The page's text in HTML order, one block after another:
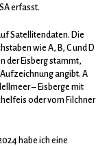
erfasst.
Satellitendaten. Die
wie A, B, C und D
der Eisberg stammt,
angibt. A
– Eisberge mit
oder vom Filchner
habe ich eine